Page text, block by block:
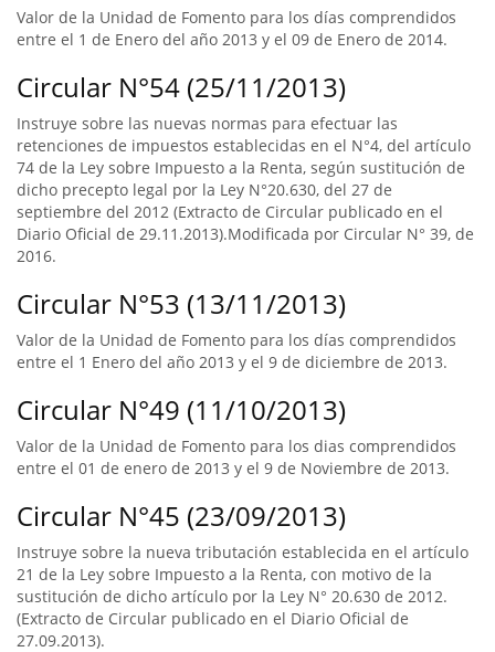
Valor de la Unidad de Fomento para los días comprendidos
entre el 1 de Enero del año 2013 y el 09 de Enero de 2014.
Circular N°54 (25/11/2013)
Instruye sobre las nuevas normas para efectuar las
retenciones de impuestos establecidas en el N°4, del artículo
74 de la Ley sobre Impuesto a la Renta, según sustitución de
dicho precepto legal por la Ley N°20.630, del 27 de
septiembre del 2012 (Extracto de Circular publicado en el
Diario Oficial de 29.11.2013).Modificada por Circular N° 39, de
2016.
Circular N°53 (13/11/2013)
Valor de la Unidad de Fomento para los días comprendidos
entre el 1 Enero del año 2013 y el 9 de diciembre de 2013.
Circular N°49 (11/10/2013)
Valor de la Unidad de Fomento para los dias comprendidos
entre el 01 de enero de 2013 y el 9 de Noviembre de 2013.
Circular N°45 (23/09/2013)
Instruye sobre la nueva tributación establecida en el artículo
21 de la Ley sobre Impuesto a la Renta, con motivo de la
sustitución de dicho artículo por la Ley N° 20.630 de 2012.
(Extracto de Circular publicado en el Diario Oficial de
27.09.2013).